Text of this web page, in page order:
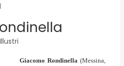
Giacomo Rondinella (Messina,